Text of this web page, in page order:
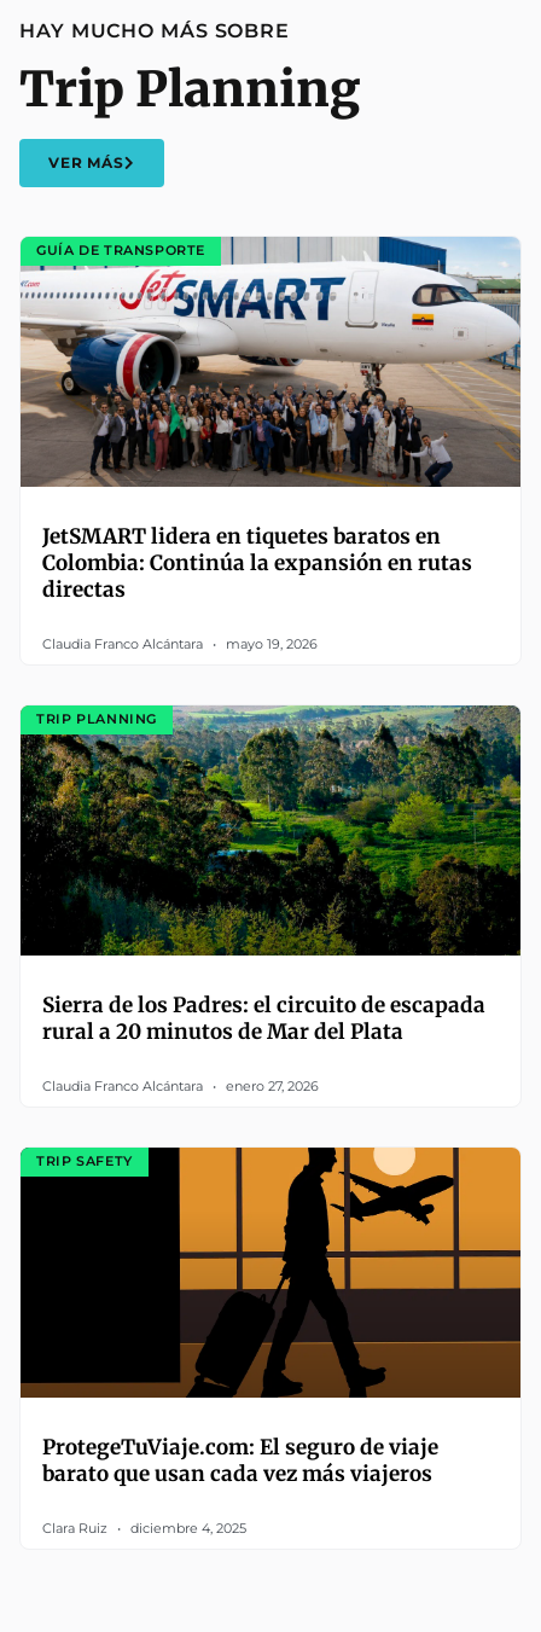
HAY MUCHO MÁS SOBRE
Trip Planning
VER MÁS
GUÍA DE TRANSPORTE
JetSMART lidera en tiquetes baratos en
Colombia: Continúa la expansión en rutas
directas
Claudia Franco Alcántara mayo 19, 2026
TRIP PLANNING
Sierra de los Padres: el circuito de escapada
rural a 20 minutos de Mar del Plata
Claudia Franco Alcántara enero 27, 2026
TRIP SAFETY
ProtegeTuViaje.com: El seguro de viaje
barato que usan cada vez más viajeros
Clara Ruiz diciembre 4, 2025